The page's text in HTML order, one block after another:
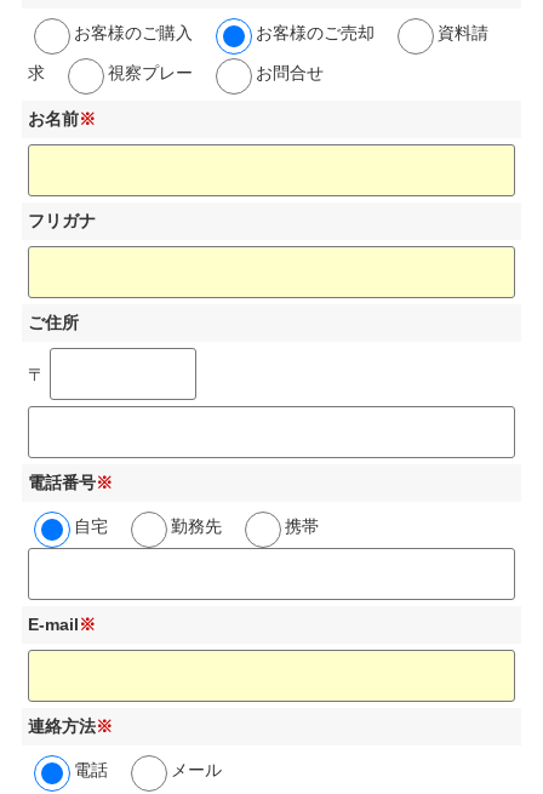
お客様のご購入 お客様のご売却 資料請
求 視察プレー お問合せ
お名前※
フリガナ
ご住所
〒
電話番号※
自宅 勤務先 携帯
E-mail※
連絡方法※
電話 メール